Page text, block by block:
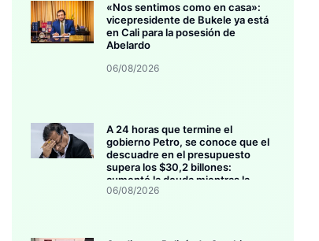
«Nos sentimos como en casa»:
vicepresidente de Bukele ya está
en Cali para la posesión de
Abelardo
06/08/2026
A 24 horas que termine el
gobierno Petro, se conoce que el
descuadre en el presupuesto
supera los $30,2 billones:
aumentó la deuda mientras la
inversión se estanca
06/08/2026